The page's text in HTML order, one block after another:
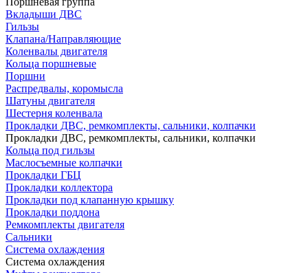
Вкладыши ДВС
Гильзы
Клапана/Направляющие
Коленвалы двигателя
Кольца поршневые
Поршни
Распредвалы, коромысла
Шатуны двигателя
Шестерня коленвала
Прокладки ДВС, ремкомплекты, сальники, колпачки
Прокладки ДВС, ремкомплекты, сальники, колпачки
Кольца под гильзы
Маслосъемные колпачки
Прокладки ГБЦ
Прокладки коллектора
Прокладки под клапанную крышку
Прокладки поддона
Ремкомплекты двигателя
Сальники
Система охлаждения
Система охлаждения